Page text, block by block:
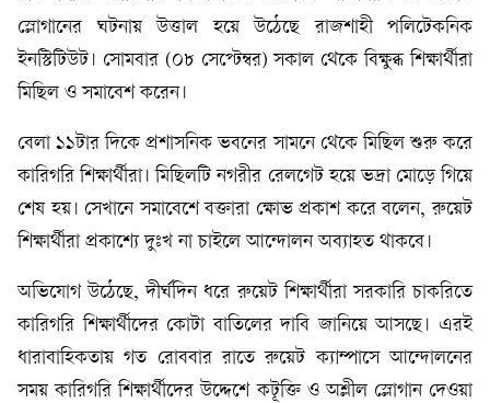
স্লোগানের ঘটনায় উত্তাল হয়ে উঠেছে রাজশাহী পলিটেকনিক
ইনস্টিটিউট। সোমবার (০৮ সেপ্টেম্বর) সকাল থেকে বিক্ষুব্ধ শিক্ষার্থীরা
মিছিল ও সমাবেশ করেন।
বেলা ১১টার দিকে প্রশাসনিক ভবনের সামনে থেকে মিছিল শুরু করে
কারিগরি শিক্ষার্থীরা। মিছিলটি নগরীর রেলগেট হয়ে ভদ্রা মোড়ে গিয়ে
শেষ হয়। সেখানে সমাবেশে বক্তারা ক্ষোভ প্রকাশ করে বলেন, রুয়েট
শিক্ষার্থীরা প্রকাশ্যে দুঃখ না চাইলে আন্দোলন অব্যাহত থাকবে।
অভিযোগ উঠেছে, দীর্ঘদিন ধরে রুয়েট শিক্ষার্থীরা সরকারি চাকরিতে
কারিগরি শিক্ষার্থীদের কোটা বাতিলের দাবি জানিয়ে আসছে। এরই
ধারাবাহিকতায় গত রোববার রাতে রুয়েট ক্যাম্পাসে আন্দোলনের
সময় কারিগরি শিক্ষার্থীদের উদ্দেশে কটূক্তি ও অশ্লীল স্লোগান দেওয়া